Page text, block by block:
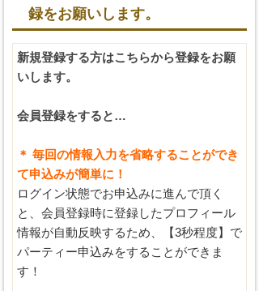
録をお願いします。
新規登録する方はこちらから登録をお願
いします。
会員登録をすると…
＊ 毎回の情報入力を省略することができ
て申込みが簡単に！
ログイン状態でお申込みに進んで頂く
と、会員登録時に登録したプロフィール
情報が自動反映するため、【3秒程度】で
パーティー申込みをすることができま
す！